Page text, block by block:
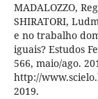
MADALOZZO,
SHIRATORI,
e no trabalho
iguais? Estudos
566, maio/ago.
http://
2019.